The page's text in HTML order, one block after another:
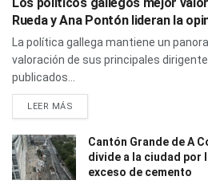
Rueda y Ana Pontón lideran la
La política gallega mantiene un
valoración de sus principales
publicados...
LEER MÁS
Cantón Grande de A
divide a la ciudad por
exceso de cemento